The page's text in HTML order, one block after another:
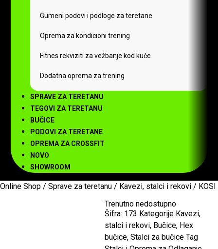
Gumeni podovi i podloge za teretane
Oprema za kondicioni trening
Fitnes rekviziti za vežbanje kod kuće
Dodatna oprema za trening
SPRAVE ZA TERETANU
TEGOVI ZA TERETANU
BUČICE
PODOVI ZA TERETANE
OPREMA ZA CROSSFIT
NOVO
SHOWROOM
Online Shop / Sprave za teretanu / Kavezi, stalci i rekovi / KOSI
Trenutno nedostupno
Šifra: 173 Kategorije Kavezi,
stalci i rekovi, Bučice, Hex
bučice,Stalci za bučice Tag